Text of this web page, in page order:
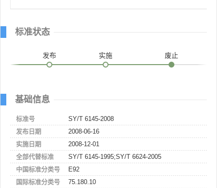
标准状态
发布 实施 废止
基础信息
标准号
SY/T 6145-2008
发布日期
2008-06-16
实施日期
2008-12-01
全部代替标准
SY/T 6145-1995;SY/T 6624-2005
中国标准分类号
E92
国际标准分类号
75.180.10